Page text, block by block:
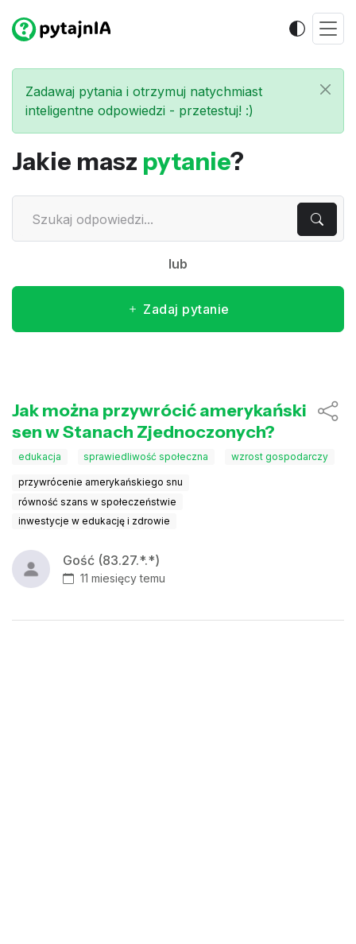
Zadawaj pytania i otrzymuj natychmiast
inteligentne odpowiedzi - przetestuj! :)
Jakie masz pytanie?
lub
Zadaj pytanie
Jak można przywrócić amerykański
sen w Stanach Zjednoczonych?
edukacja sprawiedliwość społeczna wzrost gospodarczy
przywrócenie amerykańskiego snu
równość szans w społeczeństwie
inwestycje w edukację i zdrowie
Gość (83.27.*.*)
11 miesięcy temu